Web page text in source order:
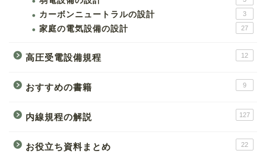
カーボンニュートラルの設計 3
家庭の電気設備の設計 27
高圧受電設備規程 12
おすすめの書籍 9
内線規程の解説 127
お役立ち資料まとめ 22